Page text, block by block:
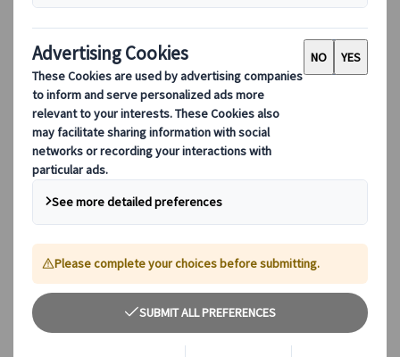
探索所有目的地
欧洲最受欢迎的目的地
瑞士
法国
意大利
西班牙
英国
全球最受欢迎的目的地
日本
美国
加拿大
澳大利亚
我们的解决方案
我们的解决方案
探索我们多样化的解决方案，并认识我们的专业业务单
位，随时为您的旅程提供指导。